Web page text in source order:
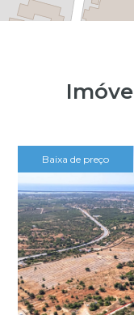
Baixa de preço